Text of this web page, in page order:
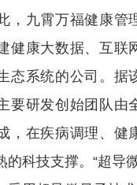
，九霄万福健康管
健康大数据、互联
态系统的公司。据
要研发创始团队由
，在疾病调理、健
的科技支撑。“超导